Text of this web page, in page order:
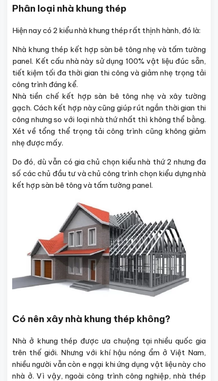
Phân loại nhà khung thép
Hiện nay có 2 kiểu nhà khung thép rất thịnh hành, đó là:
Nhà khung thép kết hợp sàn bê tông nhẹ và tấm tường
panel. Kết cấu nhà này sử dụng 100% vật liệu đúc sẵn,
tiết kiệm tối đa thời gian thi công và giảm nhẹ trọng tải
công trình đáng kể.
Nhà tiền chế kết hợp sàn bê tông nhẹ và xây tường
gạch. Cách kết hợp này cũng giúp rút ngắn thời gian thi
công nhưng so với loại nhà thứ nhất thì không thể bằng.
Xét về tổng thể trọng tải công trình cũng không giảm
nhẹ được mấy.
Do đó, dù vẫn có gia chủ chọn kiểu nhà thứ 2 nhưng đa
số các chủ đầu tư và chủ công trình chọn kiểu dựng nhà
kết hợp sàn bê tông và tấm tường panel.
Có nên xây nhà khung thép không?
Nhà ở khung thép được ưa chuộng tại nhiều quốc gia
trên thế giới. Nhưng với khí hậu nóng ẩm ở Việt Nam,
nhiều người vẫn còn e ngại khi ứng dụng vật liệu này cho
nhà ở. Vì vậy, ngoài công trình công nghiệp, nhà thép